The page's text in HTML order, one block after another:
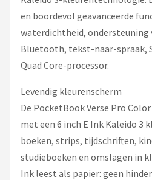
en boordevol geavanceerde
waterdichtheid, ondersteuning
Bluetooth, tekst-naar-spraak,
Quad Core-processor.
Levendig kleurenscherm
De PocketBook Verse Pro
met een 6 inch E Ink Kaleido 3
boeken, strips, tijdschriften,
studieboeken en omslagen in
Ink leest als papier: geen